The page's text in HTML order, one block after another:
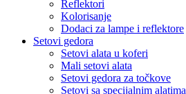
Reflektori
Kolorisanje
Dodaci za lampe i reflektore
Setovi gedora
Setovi alata u koferi
Mali setovi alata
Setovi gedora za točkove
Setovi sa specijalnim alatima